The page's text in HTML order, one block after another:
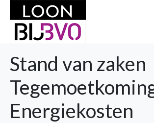
Stand van zaken
Energiekosten